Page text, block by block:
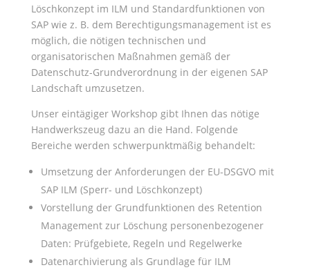
Löschkonzept im ILM und Standardfunktionen von
SAP wie z. B. dem Berechtigungsmanagement ist es
möglich, die nötigen technischen und
organisatorischen Maßnahmen gemäß der
Datenschutz-Grundverordnung in der eigenen SAP
Landschaft umzusetzen.
Unser eintägiger Workshop gibt Ihnen das nötige
Handwerkszeug dazu an die Hand. Folgende
Bereiche werden schwerpunktmäßig behandelt:
Umsetzung der Anforderungen der EU-DSGVO mit
SAP ILM (Sperr- und Löschkonzept)
Vorstellung der Grundfunktionen des Retention
Management zur Löschung personenbezogener
Daten: Prüfgebiete, Regeln und Regelwerke
Datenarchivierung als Grundlage für ILM